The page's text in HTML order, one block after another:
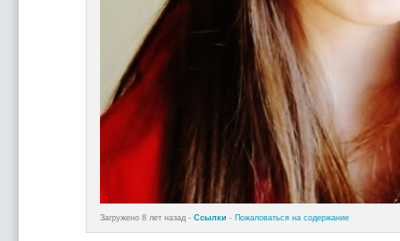
Загружено 8 лет назад - Ссылки - Пожаловаться на содержание